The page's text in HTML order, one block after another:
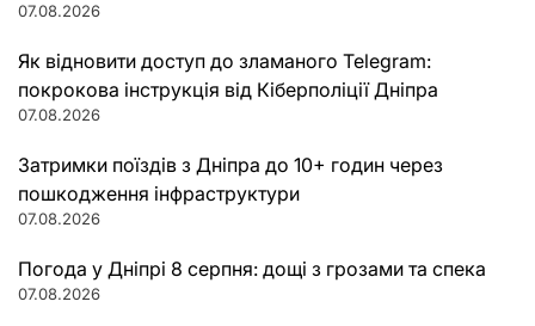
07.08.2026
Як відновити доступ до зламаного Telegram:
покрокова інструкція від Кіберполіції Дніпра
07.08.2026
Затримки поїздів з Дніпра до 10+ годин через
пошкодження інфраструктури
07.08.2026
Погода у Дніпрі 8 серпня: дощі з грозами та спека
07.08.2026